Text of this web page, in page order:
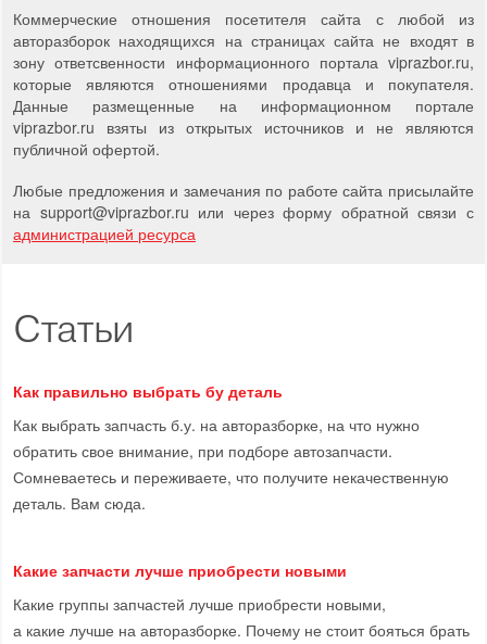
Коммерческие отношения посетителя сайта с любой из
авторазборок находящихся на страницах сайта не входят в
зону ответсвенности информационного портала viprazbor.ru,
которые являются отношениями продавца и покупателя.
Данные размещенные на информационном портале
viprazbor.ru взяты из открытых источников и не являются
публичной офертой.
Любые предложения и замечания по работе сайта присылайте
на support@viprazbor.ru или через форму обратной связи с
администрацией ресурса
Статьи
Как правильно выбрать бу деталь
Как выбрать запчасть б.у. на авторазборке, на что нужно
обратить свое внимание, при подборе автозапчасти.
Сомневаетесь и переживаете, что получите некачественную
деталь. Вам сюда.
Какие запчасти лучше приобрести новыми
Какие группы запчастей лучше приобрести новыми,
а какие лучше на авторазборке. Почему не стоит бояться брать